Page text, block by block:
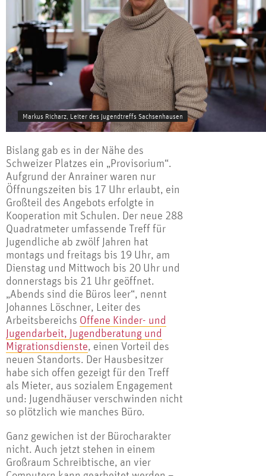
Markus Richarz, Leiter des Jugendtreffs Sachsenhausen
Bislang gab es in der Nähe des
Schweizer Platzes ein „Provisorium“.
Aufgrund der Anrainer waren nur
Öffnungszeiten bis 17 Uhr erlaubt, ein
Großteil des Angebots erfolgte in
Kooperation mit Schulen. Der neue 288
Quadratmeter umfassende Treff für
Jugendliche ab zwölf Jahren hat
montags und freitags bis 19 Uhr, am
Dienstag und Mittwoch bis 20 Uhr und
donnerstags bis 21 Uhr geöffnet.
„Abends sind die Büros leer“, nennt
Johannes Löschner, Leiter des
Arbeitsbereichs Offene Kinder- und
Jugendarbeit, Jugendberatung und
Migrationsdienste, einen Vorteil des
neuen Standorts. Der Hausbesitzer
habe sich offen gezeigt für den Treff
als Mieter, aus sozialem Engagement
und: Jugendhäuser verschwinden nicht
so plötzlich wie manches Büro.
Ganz gewichen ist der Bürocharakter
nicht. Auch jetzt stehen in einem
Großraum Schreibtische, an vier